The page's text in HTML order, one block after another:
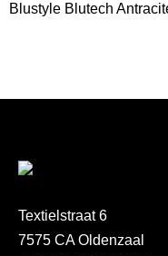
Blustyle Blutech
Textielstraat 6
7575 CA Oldenzaal